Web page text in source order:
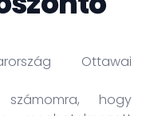
Ottawai
hogy